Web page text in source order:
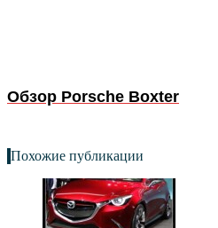
Обзор Porsche Boxter
Похожие публикации